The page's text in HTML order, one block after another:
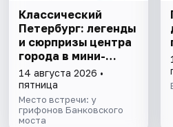
Классический
Петербург: легенды
и сюрпризы центра
города в мини-
группе
14 августа 2026 •
пятница
Место встречи: у
грифонов Банковского
моста